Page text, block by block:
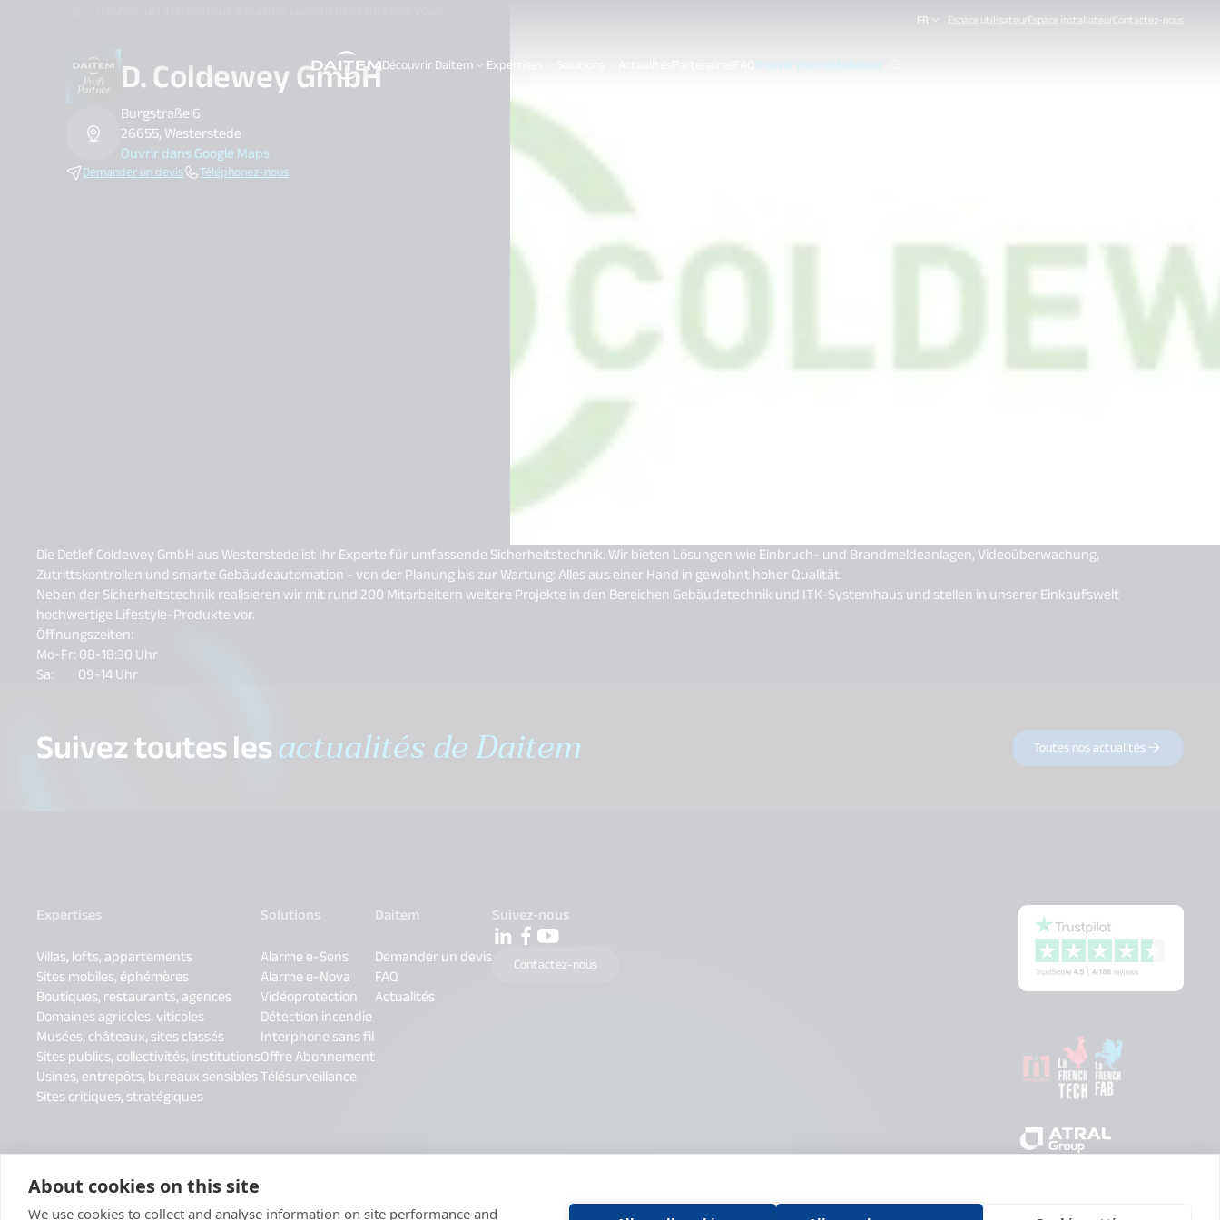
About cookies on this site
We use cookies to collect and analyse information on site performance and
FR Espace utilisateurEspace installateurContactez-nous
Découvrir Daitem Expertises Trouver mon installateur
search.label
D. Coldewey GmbH
Burgstraße 6
26655, Westerstede
Ouvrir dans Google Maps
Demander un devis Téléphonez-nous
Die Detlef Coldewey GmbH aus Westerstede ist Ihr Experte für umfassende Sicherheitstechnik. Wir bieten Lösungen wie Einbruch- und Brandmeldeanlagen, Videoüberwachung,
Zutrittskontrollen und smarte Gebäudeautomation - von der Planung bis zur Wartung: Alles aus einer Hand in gewohnt hoher Qualität.
Neben der Sicherheitstechnik realisieren wir mit rund 200 Mitarbeitern weitere Projekte in den Bereichen Gebäudetechnik und ITK-Systemhaus und stellen in unserer Einkaufswelt
hochwertige Lifestyle-Produkte vor.
Öffnungszeiten:
Mo-Fr: 08-18:30 Uhr
Sa: 09-14 Uhr
Suivez toutes lesactualités de Daitem Toutes nos actualités
Expertises
Villas, lofts, appartements
Sites mobiles, éphémères
Boutiques, restaurants, agences
Domaines agricoles, viticoles
Musées, châteaux, sites classés
Sites publics, collectivités, institutions
Usines, entrepôts, bureaux sensibles
Sites critiques, stratégiques
Solutions
Alarme e-Sens
Alarme e-Nova
Vidéoprotection
Détection incendie
Interphone sans fil
Offre Abonnement
Télésurveillance
Daitem
Demander un devis
FAQ
Actualités
Suivez-nous
Contactez-nous